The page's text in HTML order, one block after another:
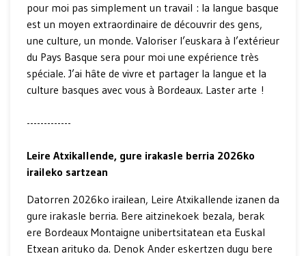
pour moi pas simplement un travail : la langue basque
est un moyen extraordinaire de découvrir des gens,
une culture, un monde. Valoriser l’euskara à l’extérieur
du Pays Basque sera pour moi une expérience très
spéciale. J’ai hâte de vivre et partager la langue et la
culture basques avec vous à Bordeaux. Laster arte !
-------------
Leire Atxikallende, gure irakasle berria 2026ko
iraileko sartzean
Datorren 2026ko irailean, Leire Atxikallende izanen da
gure irakasle berria. Bere aitzinekoek bezala, berak
ere Bordeaux Montaigne unibertsitatean eta Euskal
Etxean arituko da. Denok Ander eskertzen dugu bere